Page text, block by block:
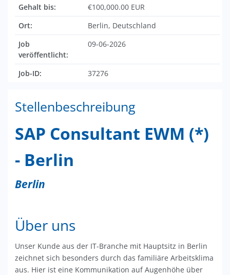
Gehalt bis:
€100,000.00 EUR
Ort:
Berlin, Deutschland
Job
veröffentlicht:
09-06-2026
Job-ID: 37276
Stellenbeschreibung
SAP Consultant EWM (*)
- Berlin
Berlin
Über uns
Unser Kunde aus der IT-Branche mit Hauptsitz in Berlin
zeichnet sich besonders durch das familiäre Arbeitsklima
aus. Hier ist eine Kommunikation auf Augenhöhe über